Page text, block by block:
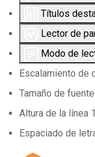
Títulos
Lector de
Modo de
Escalamiento de
Tamaño de fuente
Altura de la línea
Espaciado de